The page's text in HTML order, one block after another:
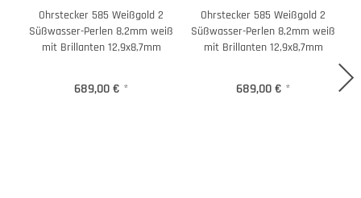
Ohrstecker 585 Weißgold 2
Süßwasser-Perlen 8,2mm weiß
mit Brillanten 12,9x8,7mm
689,00 € *
Ohrstecker 585 Weißgold 2
Süßwasser-Perlen 8,2mm weiß
mit Brillanten 12,9x8,7mm
689,00 € *